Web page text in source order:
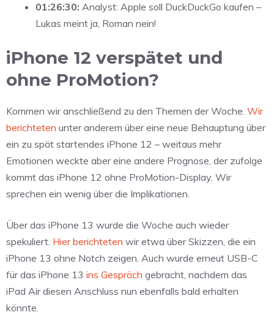
01:26:30: Analyst: Apple soll DuckDuckGo kaufen –
Lukas meint ja, Roman nein!
iPhone 12 verspätet und
ohne ProMotion?
Kommen wir anschließend zu den Themen der Woche. Wir
berichteten unter anderem über eine neue Behauptung über
ein zu spät startendes iPhone 12 – weitaus mehr
Emotionen weckte aber eine andere Prognose, der zufolge
kommt das iPhone 12 ohne ProMotion-Display. Wir
sprechen ein wenig über die Implikationen.
Über das iPhone 13 wurde die Woche auch wieder
spekuliert. Hier berichteten wir etwa über Skizzen, die ein
iPhone 13 ohne Notch zeigen. Auch wurde erneut USB-C
für das iPhone 13 ins Gespräch gebracht, nachdem das
iPad Air diesen Anschluss nun ebenfalls bald erhalten
könnte.